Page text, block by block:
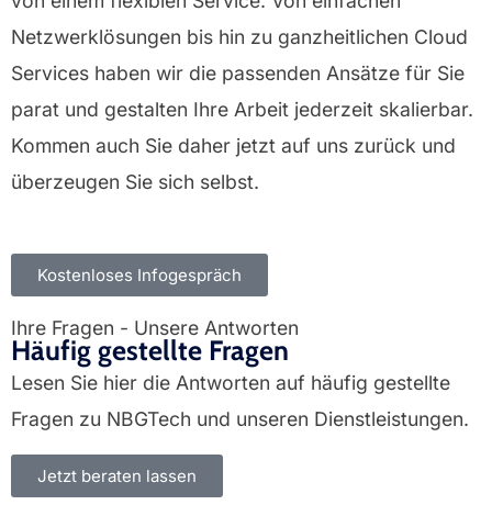
Netzwerklösungen bis hin zu ganzheitlichen Cloud
Services haben wir die passenden Ansätze für Sie
parat und gestalten Ihre Arbeit jederzeit skalierbar.
Kommen auch Sie daher jetzt auf uns zurück und
überzeugen Sie sich selbst.
Kostenloses Infogespräch
Ihre Fragen - Unsere Antworten
Häufig gestellte Fragen
Lesen Sie hier die Antworten auf häufig gestellte
Fragen zu NBGTech und unseren Dienstleistungen.
Jetzt beraten lassen